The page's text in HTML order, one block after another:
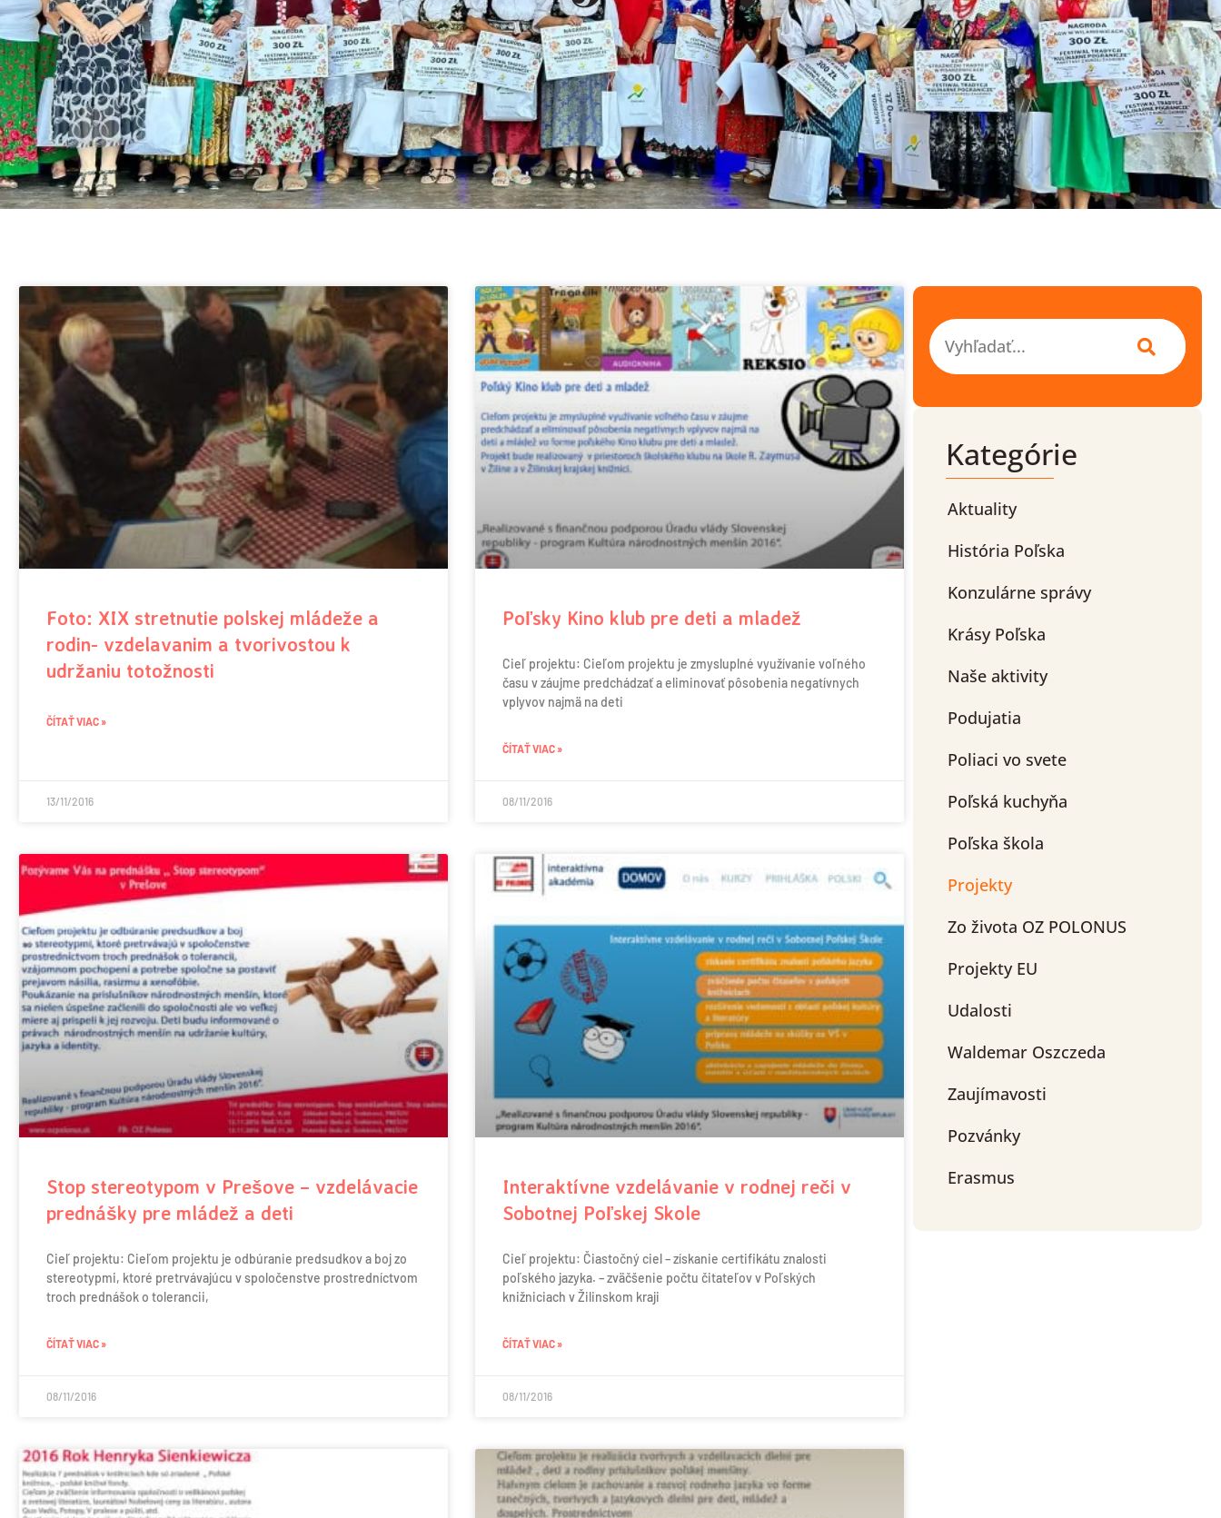
Foto: XIX stretnutie polskej mládeže a
rodin- vzdelavanim a tvorivostou k
udržaniu totožnosti
ČÍTAŤ VIAC »
13/11/2016
Poľsky Kino klub pre deti a mladež
Cieľ projektu: Cieľom projektu je zmysluplné využívanie voľného
času v záujme predchádzať a eliminovať pôsobenia negatívnych
vplyvov najmä na deti
ČÍTAŤ VIAC »
08/11/2016
Stop stereotypom v Prešove – vzdelávacie
prednášky pre mládež a deti
Cieľ projektu: Cieľom projektu je odbúranie predsudkov a boj zo
stereotypmi, ktoré pretrvávajúcu v spoločenstve prostredníctvom
troch prednášok o tolerancii,
ČÍTAŤ VIAC »
08/11/2016
Interaktívne vzdelávanie v rodnej reči v
Sobotnej Poľskej Skole
Cieľ projektu: Čiastočný ciel – získanie certifikátu znalosti
poľského jazyka. – zväčšenie počtu čitateľov v Poľských
knižniciach v Žilinskom kraji
ČÍTAŤ VIAC »
08/11/2016
Stránka
StránkaStránka
StránkaStránka
Vyhľadať
Kategórie
Aktuality
História Poľska
Konzulárne správy
Krásy Poľska
Naše aktivity
Podujatia
Poliaci vo svete
Poľská kuchyňa
Poľska škola
Projekty
Zo života OZ POLONUS
Projekty EU
Udalosti
Waldemar Oszczeda
Zaujímavosti
Pozvánky
Erasmus